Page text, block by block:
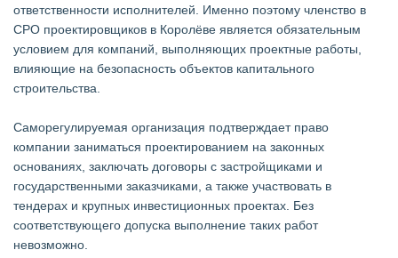
ответственности исполнителей. Именно поэтому членство в
СРО проектировщиков в Королёве является обязательным
условием для компаний, выполняющих проектные работы,
влияющие на безопасность объектов капитального
строительства.
Саморегулируемая организация подтверждает право
компании заниматься проектированием на законных
основаниях, заключать договоры с застройщиками и
государственными заказчиками, а также участвовать в
тендерах и крупных инвестиционных проектах. Без
соответствующего допуска выполнение таких работ
невозможно.